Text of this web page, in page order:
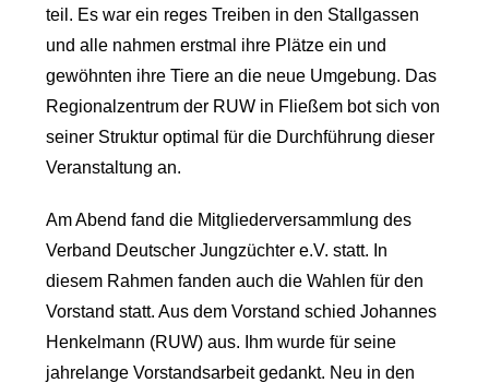
teil. Es war ein reges Treiben in den Stallgassen
und alle nahmen erstmal ihre Plätze ein und
gewöhnten ihre Tiere an die neue Umgebung. Das
Regionalzentrum der RUW in Fließem bot sich von
seiner Struktur optimal für die Durchführung dieser
Veranstaltung an.
Am Abend fand die Mitgliederversammlung des
Verband Deutscher Jungzüchter e.V. statt. In
diesem Rahmen fanden auch die Wahlen für den
Vorstand statt. Aus dem Vorstand schied Johannes
Henkelmann (RUW) aus. Ihm wurde für seine
jahrelange Vorstandsarbeit gedankt. Neu in den